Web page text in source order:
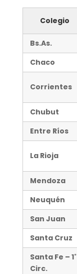
Colegio
Bs.As.
Chaco
Corrientes
Chubut
Entre Ríos
La Rioja
Mendoza
Neuquén
San Juan
Santa Cruz
Santa Fe – 1˚
Circ.